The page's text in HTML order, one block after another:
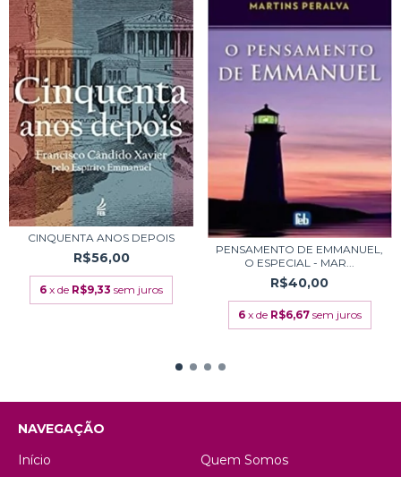
CINQUENTA ANOS DEPOIS
R$56,00
6 x de R$9,33 sem juros
PENSAMENTO DE EMMANUEL,
O ESPECIAL - MAR...
R$40,00
6 x de R$6,67 sem juros
NAVEGAÇÃO
Início
Quem Somos